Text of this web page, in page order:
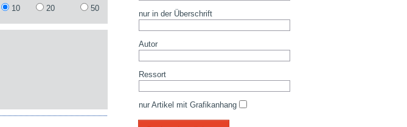
10 20 50
nur in der Überschrift
Autor
Ressort
nur Artikel mit Grafikanhang